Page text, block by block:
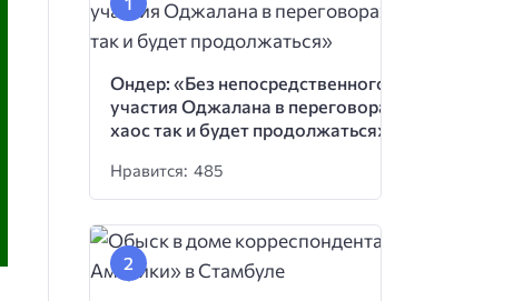
Ондер: «Без непосредственного
участия Оджалана в переговорах
хаос так и будет продолжаться»
Нравится: 485